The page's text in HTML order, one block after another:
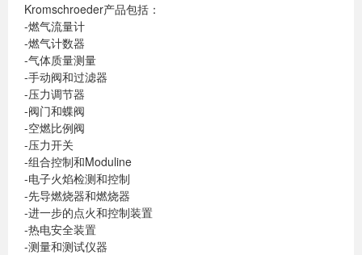
Kromschroeder产品包括：
-燃气流量计
-燃气计数器
-气体质量测量
-手动阀和过滤器
-压力调节器
-阀门和蝶阀
-空燃比例阀
-压力开关
-组合控制和Moduline
-电子火焰检测和控制
-先导燃烧器和燃烧器
-进一步的点火和控制装置
-热电安全装置
-测量和测试仪器